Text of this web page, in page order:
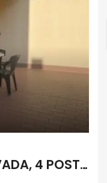
109A – 18/31 LUGLIO – VADA, 4 POSTI CON GIARDINO